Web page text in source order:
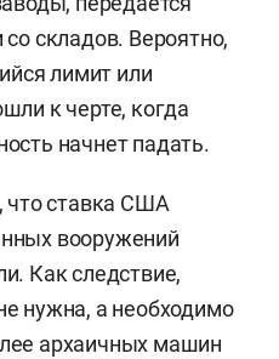
складов. Вероятно,
лимит или
к черте, когда
начнет падать.
что ставка США
вооружений
Как следствие,
нужна, а необходимо
архаичных машин